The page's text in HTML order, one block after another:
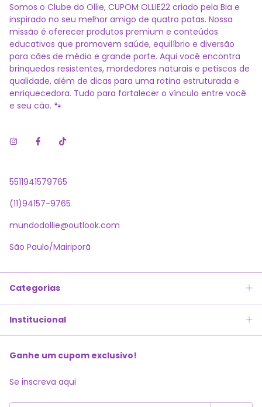
Somos o Clube do Ollie, CUPOM OLLIE22 criado pela Bia e
inspirado no seu melhor amigo de quatro patas. Nossa
missão é oferecer produtos premium e conteúdos
educativos que promovem saúde, equilíbrio e diversão
para cães de médio e grande porte. Aqui você encontra
brinquedos resistentes, mordedores naturais e petiscos de
qualidade, além de dicas para uma rotina estruturada e
enriquecedora. Tudo para fortalecer o vínculo entre você
e seu cão. 🐾
5511941579765
(11)94157-9765
mundodollie@outlook.com
São Paulo/Mairiporã
Categorias
Institucional
Ganhe um cupom exclusivo!
Se inscreva aqui